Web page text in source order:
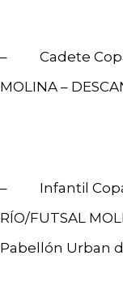
– Cadete Copa
MOLINA –
– Infantil Copa :
RÍO/FUTSAL
Pabellón Urban